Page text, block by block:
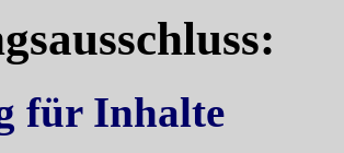
für Inhalte